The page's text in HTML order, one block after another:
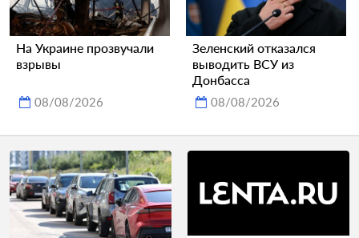
На Украине прозвучали
взрывы
08/08/2026
Зеленский отказался
выводить ВСУ из
Донбасса
08/08/2026